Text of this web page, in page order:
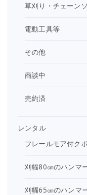
草刈り・チェーン
電動工具等
その他
商談中
売約済
レンタル
フレールモア付ク
刈幅80㎝のハンマ
刈幅65㎝のハンマ